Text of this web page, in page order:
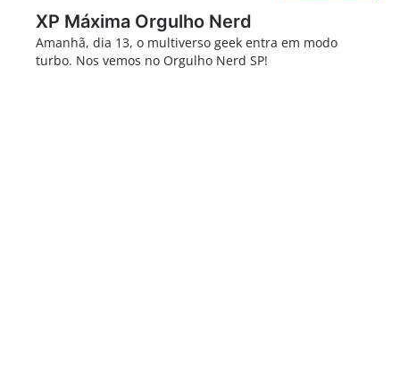
XP Máxima Orgulho Nerd
Amanhã, dia 13, o multiverso geek entra em modo
turbo. Nos vemos no Orgulho Nerd SP!